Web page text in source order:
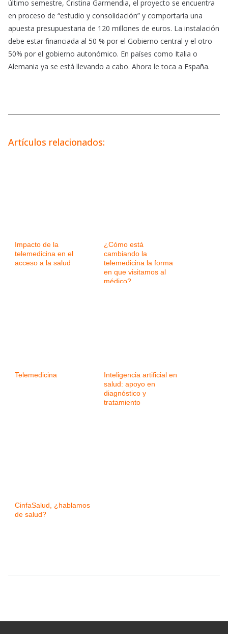
último semestre, Cristina Garmendia, el proyecto se encuentra
en proceso de “estudio y consolidación” y comportaría una
apuesta presupuestaria de 120 millones de euros. La instalación
debe estar financiada al 50 % por el Gobierno central y el otro
50% por el gobierno autonómico. En países como Italia o
Alemania ya se está llevando a cabo. Ahora le toca a España.
Artículos relacionados:
Impacto de la
telemedicina en el
acceso a la salud
¿Cómo está
cambiando la
telemedicina la forma
en que visitamos al
médico?
Telemedicina
Inteligencia artificial en
salud: apoyo en
diagnóstico y
tratamiento
CinfaSalud, ¿hablamos
de salud?